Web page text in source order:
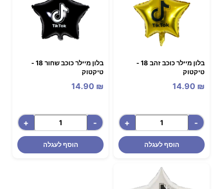
בלון מיילר כוכב זהב 18 -
טיקטוק
14.90 ₪
-
+
הוסף לעגלה
בלון מיילר כוכב שחור 18 -
טיקטוק
14.90 ₪
-
+
הוסף לעגלה